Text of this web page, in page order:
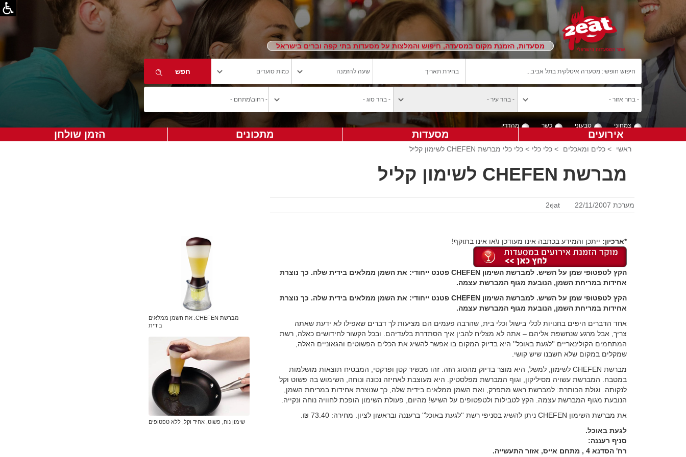
מסעדות, הזמנת מקום במסעדה, חיפוש והמלצות על מסעדות בתי קפה וברים בישראל
צמחוני טבעוני כשר מהדרין
אירועים מסעדות מתכונים הזמן שולחן
ראשי > כלים ומאכלים > כלי כלי > כלי כלי מברשת CHEFEN לשימון קליל
מברשת CHEFEN לשימון קליל
מערכת 2eat 22/11/2007
*ארכיון: ייתכן והמידע בכתבה אינו מעודכן ו\או אינו בתוקף!
הקץ לטפטופי שמן על השיש. למברשת השימון CHEFEN פטנט ייחודי: את השמן ממלאים בידית שלה. כך נוצרת
אחידות במריחת השמן, הנובעת מגוף המברשת עצמה.
הקץ לטפטופי שמן על השיש. למברשת השימון CHEFEN פטנט ייחודי: את השמן ממלאים בידית שלה. כך נוצרת
אחידות במריחת השמן, הנובעת מגוף המברשת עצמה.
אחד הדברים היפים בחנויות לכלי בישול וכלי בית, שהרבה פעמים הם מציעות לך דברים שאפילו לא ידעת שאתה
צריך, אבל מרגע שנחשפת אליהם – אתה לא מצליח להבין איך הסתדרת בלעדיהם. ובכל הקשור לחידושים כאלה, רשת
המתחמים הקולינאריים ''לגעת באוכל'' היא בדיוק המקום בו אפשר להשיג את הכלים הפשוטים והגאוניים האלה,
שמקלים במקום שלא חשבנו שיש קושי.
מברשת CHEFEN לשימון, למשל, היא מוצר בדיוק מהסוג הזה. זהו מכשיר קטן ופרקטי, המבטיח תוצאות מושלמות
במטבח. המברשת עשויה מסיליקון, וגוף המברשת מפלסטיק. היא מעוצבת לאחיזה נכונה ונוחה, השימוש בה פשוט וקל
לנקותה. וגולת הכותרת: למברשת ראש מתפרק, ואת השמן ממלאים בידית שלה, כך שנוצרת אחידות במריחת השמן,
הנובעת מגוף המברשת עצמה. הקץ לטבילות ולטפטופים על השיש! מהיום, פעולת השימון הופכת לחוויה נוחה ונקייה.
את מברשת השימון CHEFEN ניתן להשיג בסניפי רשת ''לגעת באוכל'' ברעננה ובראשון לציון. מחירה: 73.40 ₪.
לגעת באוכל.
סניף רעננה:
רח' הסדנא 4 , מתחם אייס, אזור התעשייה.
מברשת CHEFEN: את השמן ממלאים
בידית
שימון נוח, פשוט, אחיד וקל, ללא טפטופים